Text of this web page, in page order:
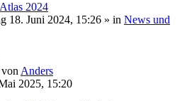
2024
18. Juni 2024, 15:26 » in News und
vonAnders
2025, 15:20